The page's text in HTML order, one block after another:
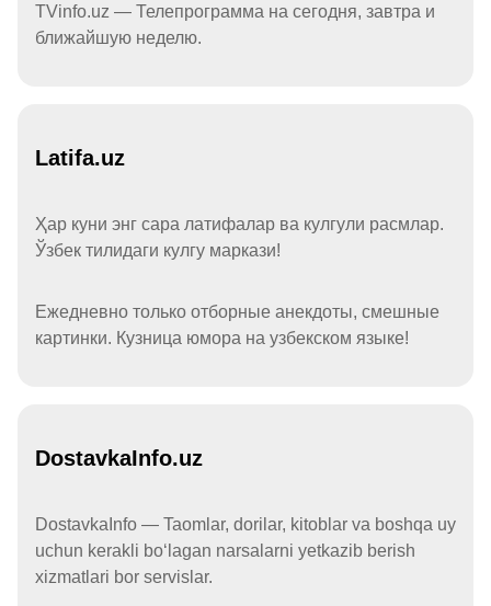
TVinfo.uz — Телепрограмма на сегодня, завтра и
ближайшую неделю.
Latifa.uz
Ҳар куни энг сара латифалар ва кулгули расмлар.
Ўзбек тилидаги кулгу маркази!
Ежедневно только отборные анекдоты, смешные
картинки. Кузница юмора на узбекском языке!
DostavkaInfo.uz
DostavkaInfo — Taomlar, dorilar, kitoblar va boshqa uy
uchun kerakli boʻlagan narsalarni yetkazib berish
xizmatlari bor servislar.